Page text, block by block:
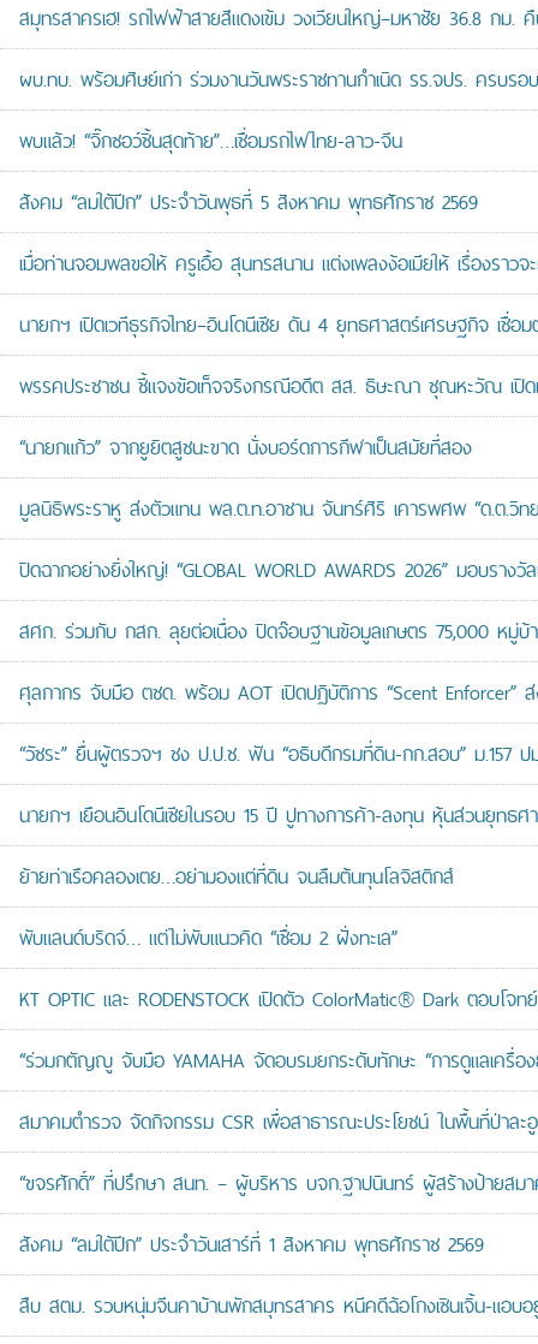
สมุทรสาครเฮ! รถไฟฟ้าสายสีแดงเข้ม วงเวียนใหญ่–มหาชัย 36.8 ก
ผบ.ทบ. พร้อมศิษย์เก่า ร่วมงานวันพระราชทานกำเนิด รร.จปร. ครบ
พบแล้ว! “จิ๊กซอว์ชิ้นสุดท้าย”…เชื่อมรถไฟไทย-ลาว-จีน
สังคม “ลมใต้ปีก” ประจำวันพุธที่ 5 สิงหาคม พุทธศักราช 2569
เมื่อท่านจอมพลขอให้ ครูเอื้อ สุนทรสนาน แต่งเพลงง้อเมียให้ เรื่องราวจะ
นายกฯ เปิดเวทีธุรกิจไทย–อินโดนีเซีย ดัน 4 ยุทธศาสตร์เศรษฐกิจ เ
พรรคประชาชน ชี้แจงข้อเท็จจริงกรณีอดีต สส. ธิษะณา ชุณหะวัณ เปิด
“นายกแก้ว” จากยูยิตสูชนะขาด นั่งบอร์ดการกีฬาเป็นสมัยที่สอง
มูลนิธิพระราหู ส่งตัวแทน พล.ต.ท.อาชาน จันทร์ศิริ เคารพศพ “ด.ต.วิท
ปิดฉากอย่างยิ่งใหญ่! “GLOBAL WORLD AWARDS 2026” มอบรา
สศก. ร่วมกับ กสก. ลุยต่อเนื่อง ปิดจ๊อบฐานข้อมูลเกษตร 75,000 หมู่
ศุลกากร จับมือ ตชด. พร้อม AOT เปิดปฏิบัติการ “Scent Enforcer”
“วัชระ” ยื่นผู้ตรวจฯ ชง ป.ป.ช. ฟัน “อธิบดีกรมที่ดิน-กก.สอบ” ม.157 ป
นายกฯ เยือนอินโดนีเซียในรอบ 15 ปี ปูทางการค้า-ลงทุน หุ้นส่วนยุทธศ
ย้ายท่าเรือคลองเตย…อย่ามองแต่ที่ดิน จนลืมต้นทุนโลจิสติกส์
พับแลนด์บริดจ์… แต่ไม่พับแนวคิด “เชื่อม 2 ฝั่งทะเล”
KT OPTIC และ RODENSTOCK เปิดตัว ColorMatic® Dark ตอบโจ
“ร่วมกตัญญู จับมือ YAMAHA จัดอบรมยกระดับทักษะ “การดูแลเครื่อ
สมาคมตำรวจ จัดกิจกรรม CSR เพื่อสาธารณะประโยชน์ ในพื้นที่ป่าละอู
“ขจรศักดิ์” ที่ปรึกษา สนท. – ผู้บริหาร บจก.ฐาปนินทร์ ผู้สร้างป้ายสม
สังคม “ลมใต้ปีก” ประจำวันเสาร์ที่ 1 สิงหาคม พุทธศักราช 2569
สืบ สตม. รวบหนุ่มจีนคาบ้านพักสมุทรสาคร หนีคดีฉ้อโกงเซินเจิ้น-แอบอ